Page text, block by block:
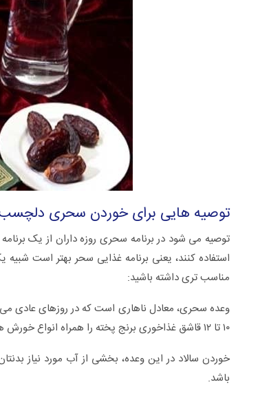
توصیه هایی برای خوردن سحری
توصیه می شود در برنامه سحری روزه داران از یک
استفاده کنند، یعنی برنامه غذایی سحر بهتر است شبیه
مناسب تری داشته باشید:
وعده سحری، معادل ناهاری است که در روزهای عادی می
۱۰ تا ۱۲ قاشق غذاخوری برنج پخته را همراه انواع خورش های سنتی در این وعده میل کنید.
خوردن سالاد در این وعده، بخشی از آب مورد نیاز
باشد.